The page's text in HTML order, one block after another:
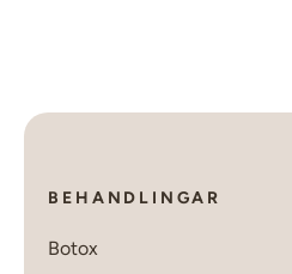
BEHANDLINGAR
Botox